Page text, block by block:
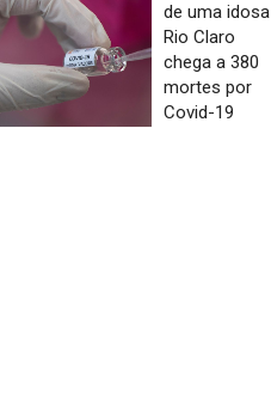
de uma idosa
Rio Claro
chega a 380
mortes por
Covid-19